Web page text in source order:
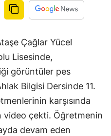
Çağlar Yücel
Lisesinde,
görüntüler pes
Bilgisi Dersinde 11.
karşısında
video çekti. Öğretmenin
devam eden